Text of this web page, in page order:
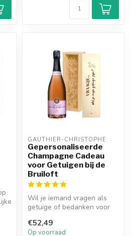
GAUTHIER-CHRISTOPHE
Gepersonaliseerde
Champagne Cadeau
voor Getuigen bij de
Bruiloft
Wil je iemand vragen als
getuige of bedanken voor
K...
€52,49
Op voorraad